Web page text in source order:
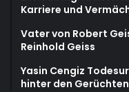
Karriere und
Vater von Robert
Reinhold Geiss
Yasin Cengiz
hinter den